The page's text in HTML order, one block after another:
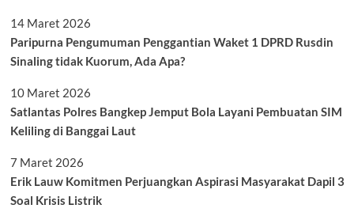
14 Maret 2026
Paripurna Pengumuman Penggantian Waket 1 DPRD Rusdin
Sinaling tidak Kuorum, Ada Apa?
10 Maret 2026
Satlantas Polres Bangkep Jemput Bola Layani Pembuatan SIM
Keliling di Banggai Laut
7 Maret 2026
Erik Lauw Komitmen Perjuangkan Aspirasi Masyarakat Dapil 3
Soal Krisis Listrik